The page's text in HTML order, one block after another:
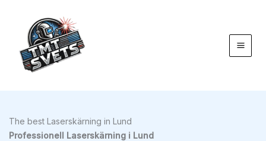
innehåll
The best Laserskärning in Lund
Professionell Laserskärning i Lund